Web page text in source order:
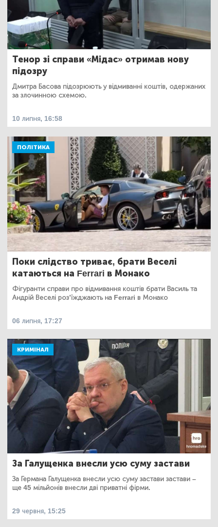
Тенор зі справи «Мідас» отримав нову
підозру
Дмитра Басова підозрюють у відмиванні коштів, одержаних
за злочинною схемою.
10 липня, 16:58
ПОЛІТИКА
Поки слідство триває, брати Веселі
катаються на Ferrari в Монако
Фігуранти справи про відмивання коштів брати Василь та
Андрій Веселі роз’їжджають на Ferrari в Монако
06 липня, 17:27
КРИМІНАЛ
За Галущенка внесли усю суму застави
За Германа Галущенка внесли усю суму застави застави –
ще 45 мільйонів внесли дві приватні фірми.
29 червня, 15:25